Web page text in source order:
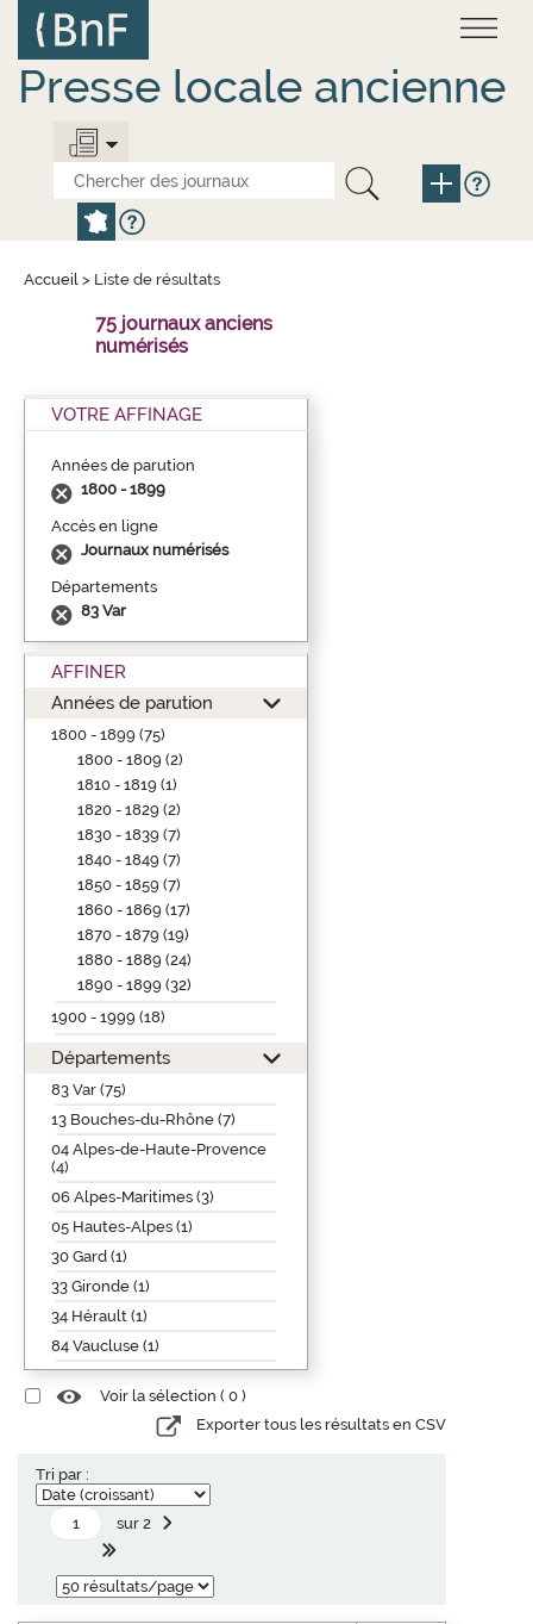
contenu
principal
Presse locale ancienne
Accueil > Liste de résultats
75 journaux anciens
numérisés
VOTRE AFFINAGE
Années de parution
1800 - 1899
Accès en ligne
Journaux numérisés
Départements
83 Var
AFFINER
Années de parution
1800 - 1899 (75)
1800 - 1809 (2)
1810 - 1819 (1)
1820 - 1829 (2)
1830 - 1839 (7)
1840 - 1849 (7)
1850 - 1859 (7)
1860 - 1869 (17)
1870 - 1879 (19)
1880 - 1889 (24)
1890 - 1899 (32)
1900 - 1999 (18)
Départements
83 Var (75)
13 Bouches-du-Rhône (7)
04 Alpes-de-Haute-Provence
(4)
06 Alpes-Maritimes (3)
05 Hautes-Alpes (1)
30 Gard (1)
33 Gironde (1)
34 Hérault (1)
84 Vaucluse (1)
Voir la sélection ( 0 )
Exporter tous les résultats en CSV
Tri par :
sur 2
Panneau de gestion des cookies